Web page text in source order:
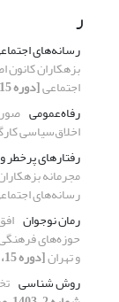
ر
رسانه‌های
بزهکاران کانون
اجتماعی[دوره 15، شماره 1، 1403، صفحه 219-249]
رفاه‌عمومی
اخلاق‌سیاسی
رفتارهای پرخطر
مجرمانه
رسانه‌های
رمان نوجوان
حوزه‌های
و تهران[دوره 15، شماره 4، 1403، صفحه 29-58]
روش شناسی